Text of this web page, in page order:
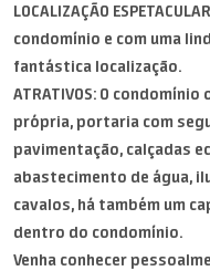
LOCALIZAÇÃO
condomínio e com uma
fantástica localização.
ATRATIVOS: O
própria, portaria com
pavimentação, calçadas
abastecimento de água,
cavalos, há também um
dentro do condomínio.
Venha conhecer